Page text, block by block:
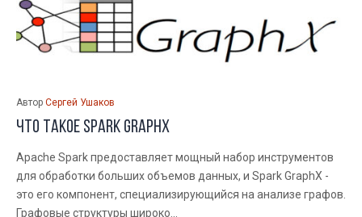
Автор Сергей Ушаков
Что такое Spark GraphX
Apache Spark предоставляет мощный набор инструментов
для обработки больших объемов данных, и Spark GraphX -
это его компонент, специализирующийся на анализе графов.
Графовые структуры широко...